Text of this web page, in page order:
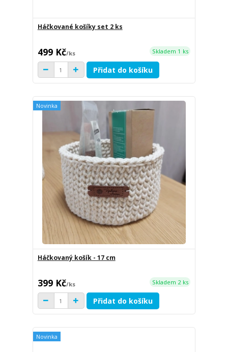
Háčkované košíky set 2 ks
499 Kč/ks Skladem 1 ks
Přidat do košíku
Novinka
Háčkovaný košík - 17 cm
399 Kč/ks Skladem 2 ks
Přidat do košíku
Novinka